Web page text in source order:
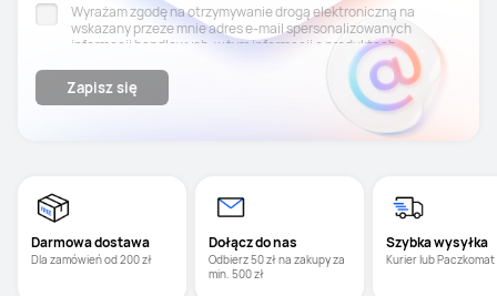
Wyrażam zgodę na otrzymywanie drogą elektroniczną na
wskazany przeze mnie adres e-mail spersonalizowanych
informacji handlowych, w tym informacji o produktach,
wydarzeniach, promocjach i zniżkach od Huawei Polska.
Przysługuje mi prawo cofnięcia niniejszej zgody w każdym
czasie. Aby to zrobić, należy wejść w ostatni newsletter i kliknąć
„Anuluj subskrypcję” na samym dole.
Zapisz się
Darmowa dostawa
Dla zamówień od 200 zł
Dołącz do nas
Odbierz 50 zł na zakupy za
min. 500 zł
Szybka wysyłka
Kurier lub Paczkomat